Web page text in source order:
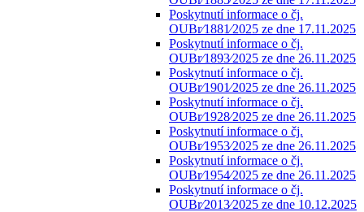
Poskytnutí informace o čj.
OUBr⁄1881⁄2025 ze dne 17.11.2025
Poskytnutí informace o čj.
OUBr⁄1893⁄2025 ze dne 26.11.2025
Poskytnutí informace o čj.
OUBr⁄1901⁄2025 ze dne 26.11.2025
Poskytnutí informace o čj.
OUBr⁄1928⁄2025 ze dne 26.11.2025
Poskytnutí informace o čj.
OUBr⁄1953⁄2025 ze dne 26.11.2025
Poskytnutí informace o čj.
OUBr⁄1954⁄2025 ze dne 26.11.2025
Poskytnutí informace o čj.
OUBr⁄2013⁄2025 ze dne 10.12.2025